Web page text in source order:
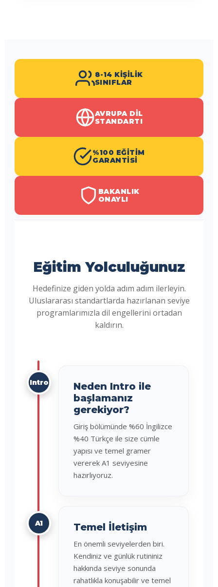
8-14 KIŞILIK
SINIFLAR
AVRUPA DIL
STANDARTI
%100 EĞITIM
GARANTISI
BAKANLIK
ONAYLI
Eğitim Yolculuğunuz
Hedefinize giden yolda adım adım ilerleyin.
Uluslararası standartlarda hazırlanan seviye
programlarımızla dil engellerini ortadan
kaldırın.
Intro
Neden Intro ile
başlamanız
gerekiyor?
Giriş bölümünde %60 İngilizce
%40 Türkçe ile size cümle
yapısı ve temel gramer
vererek A1 seviyesine
hazırlıyoruz.
A1 Temel İletişim
En önemli seviyelerden biri.
Kendiniz ve günlük rutininiz
hakkında seviye sonunda
rahatlıkla konuşabilir ve temel